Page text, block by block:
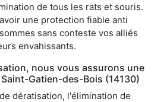
de tous les rats et souris.
une protection fiable anti
sans conteste vos alliés
envahissants.
nous vous assurons une
Gatien-des-Bois (14130)
dératisation, l'élimination de